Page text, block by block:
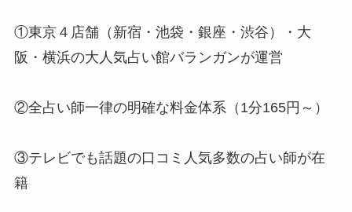
①東京４店舗（新宿・池袋・銀座・渋谷）・大
阪・横浜の大人気占い館バランガンが運営
②全占い師一律の明確な料金体系（1分165円～）
③テレビでも話題の口コミ人気多数の占い師が在
籍